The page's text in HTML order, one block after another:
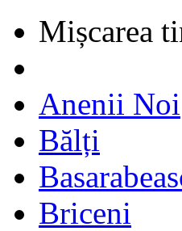
Mișcarea
Anenii Noi
Bălți
Briceni